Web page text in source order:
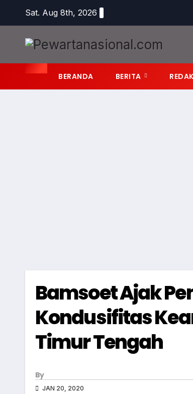
Sat. Aug 8th, 2026
BERANDA BERITA
Bamsoet Ajak
Kondusifitas
Timur Tengah
By
JAN 20, 2020